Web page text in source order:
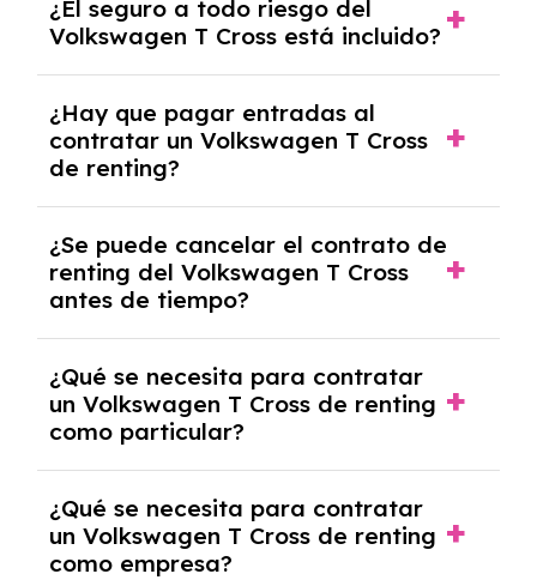
coche, renovarlo por uno nuevo o, en algunos
casos, comprarlo a un precio previamente
acordado.
¿El seguro a todo riesgo del
Volkswagen T Cross está incluido?
Volkswagen T Cross con el seguro a todo
riesgo sin franquicia incluido dentro de las
cuotas mensuales.
¿Hay que pagar entradas al
contratar un Volkswagen T Cross
de renting?
tendrás que pagar ningún tipo de entrada
salvo en casos que lo exija el proveedor
debido al resultado del estudio de viabilidad
económica.
¿Se puede cancelar el contrato de
renting del Volkswagen T Cross
antes de tiempo?
pero puede haber penalizaciones por
cancelación anticipada. Es importante revisar
las condiciones del contrato y hablar con un
experto que te asesore.
¿Qué se necesita para contratar
un Volkswagen T Cross de renting
como particular?
y, en algunos casos, una consulta de solvencia
crediticia y un pago inicial.
¿Qué se necesita para contratar
un Volkswagen T Cross de renting
como empresa?